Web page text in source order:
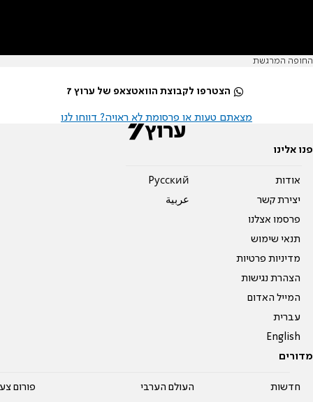
החופה המרגשת
הצטרפו לקבוצת הוואטצאפ של ערוץ 7
מצאתם טעות או פרסומת לא ראויה? דווחו לנו
פנו אלינו
אודות
יצירת קשר
פרסמו אצלנו
תנאי שימוש
מדיניות פרטיות
הצהרת נגישות
המייל האדום
עברית
English
Pусский
عربية
מדורים
חדשות העולם הערבי פורום